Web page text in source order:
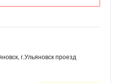
г.Ульяновск проезд